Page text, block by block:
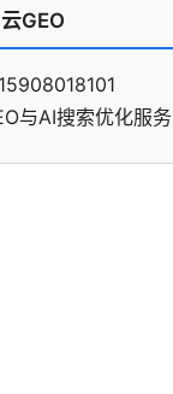
GEO
与AI搜索优化服务